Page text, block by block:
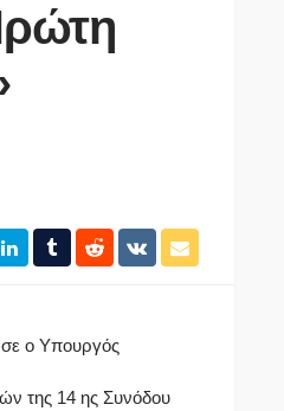
ο Υπουργός
της 14 ης Συνόδου
Ελλάδα η 46χρονη
για εμπρησμό –